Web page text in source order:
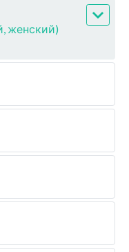
женский)